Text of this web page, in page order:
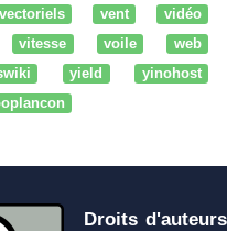
vectoriels vent
vidéo
vitesse voile
web
yield
yinohost
Droits d'auteurs